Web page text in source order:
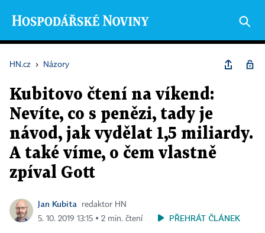
HN.cz › Názory
Kubitovo čtení na víkend:
Nevíte, co s penězi, tady je
návod, jak vydělat 1,5 miliardy.
A také víme, o čem vlastně
zpíval Gott
Jan Kubita
redaktor HN
5. 10. 2019 13:15 ▪ 2 min. čtení
PŘEHRÁT ČLÁNEK